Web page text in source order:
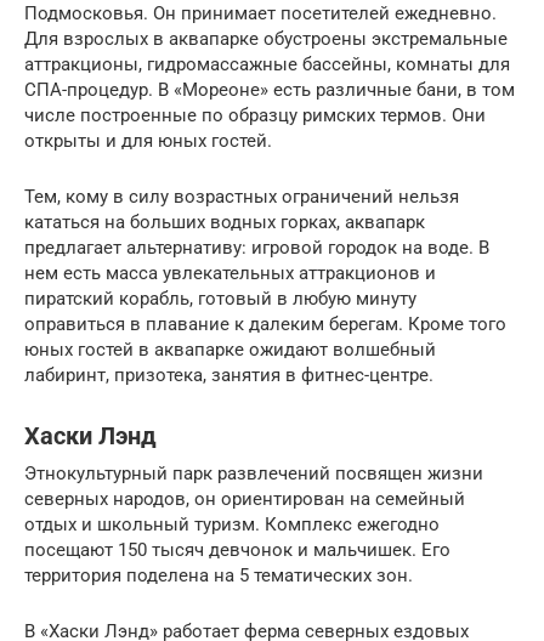
Подмосковья. Он принимает посетителей ежедневно.
Для взрослых в аквапарке обустроены экстремальные
аттракционы, гидромассажные бассейны, комнаты для
СПА-процедур. В «Мореоне» есть различные бани, в том
числе построенные по образцу римских термов. Они
открыты и для юных гостей.
Тем, кому в силу возрастных ограничений нельзя
кататься на больших водных горках, аквапарк
предлагает альтернативу: игровой городок на воде. В
нем есть масса увлекательных аттракционов и
пиратский корабль, готовый в любую минуту
оправиться в плавание к далеким берегам. Кроме того
юных гостей в аквапарке ожидают волшебный
лабиринт, призотека, занятия в фитнес-центре.
Хаски Лэнд
Этнокультурный парк развлечений посвящен жизни
северных народов, он ориентирован на семейный
отдых и школьный туризм. Комплекс ежегодно
посещают 150 тысяч девчонок и мальчишек. Его
территория поделена на 5 тематических зон.
В «Хаски Лэнд» работает ферма северных ездовых